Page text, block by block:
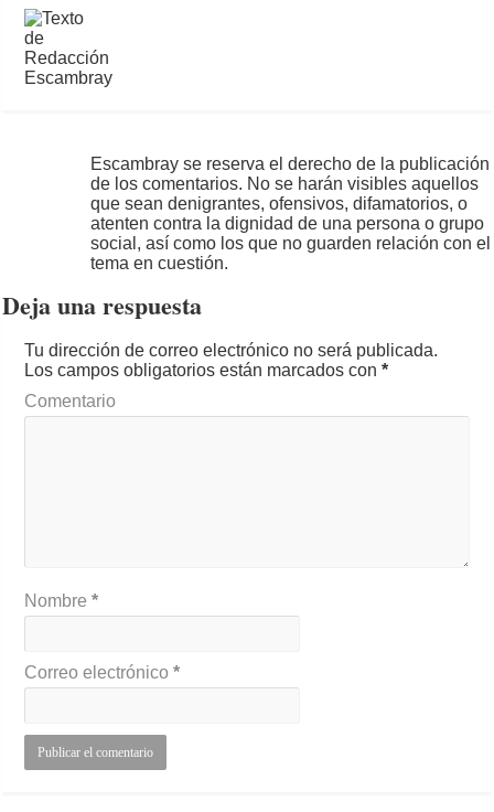
Escambray se reserva el derecho de la publicación
de los comentarios. No se harán visibles aquellos
que sean denigrantes, ofensivos, difamatorios, o
atenten contra la dignidad de una persona o grupo
social, así como los que no guarden relación con el
tema en cuestión.
Deja una respuesta
Tu dirección de correo electrónico no será publicada.
Los campos obligatorios están marcados con*
Comentario
Nombre*
Correo electrónico*